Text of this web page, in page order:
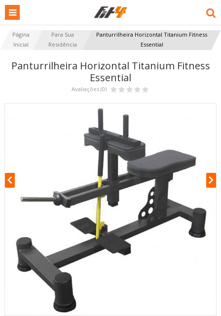
Página
Inicial
Para Sua
Residência
Panturrilheira Horizontal Titanium Fitness
Essential
Panturrilheira Horizontal Titanium Fitness
Essential
Avaliações (0)